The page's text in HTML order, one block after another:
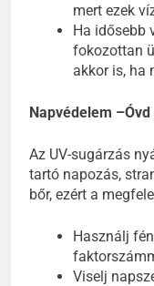
mert ezek
Ha idősebb
fokozottan
akkor is, ha
Napvédelem
Az UV-sugárzás
tartó napozás,
bőr, ezért a
Használj
Viselj